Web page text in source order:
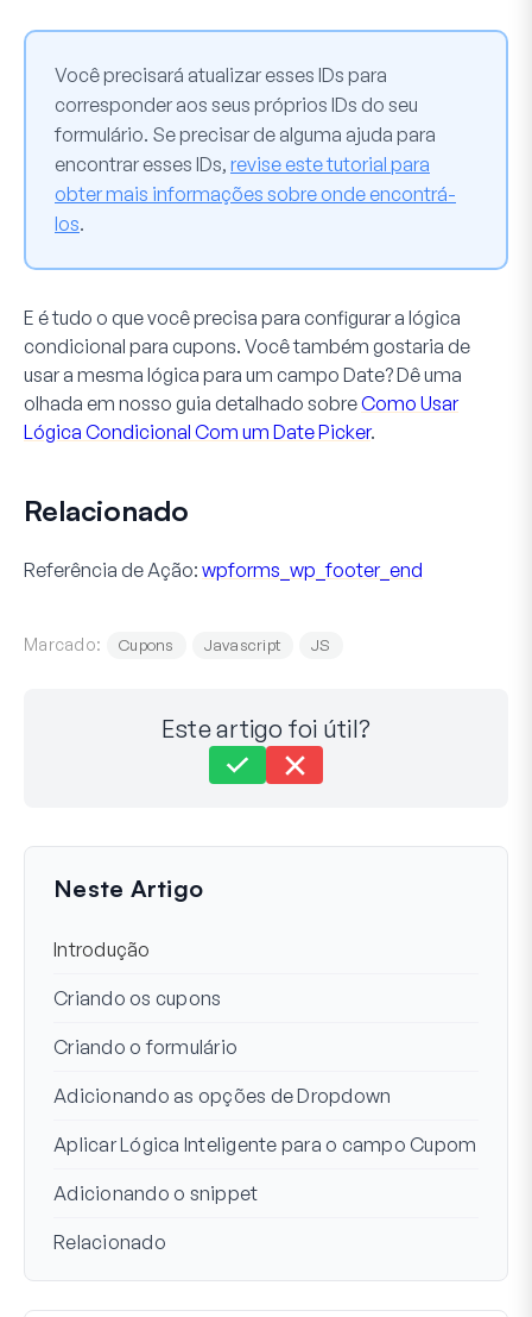
Você precisará atualizar esses IDs para
corresponder aos seus próprios IDs do seu
formulário. Se precisar de alguma ajuda para
encontrar esses IDs, revise este tutorial para
obter mais informações sobre onde encontrá-
los.
E é tudo o que você precisa para configurar a lógica
condicional para cupons. Você também gostaria de
usar a mesma lógica para um campo Date? Dê uma
olhada em nosso guia detalhado sobreComo Usar
Lógica Condicional Com um Date Picker.
Relacionado
Referência de Ação: wpforms_wp_footer_end
Marcado: Cupons Javascript JS
Este artigo foi útil?
Última Atualização em 09 de ago. de 2023
Neste Artigo
Introdução
Criando os cupons
Criando o formulário
Adicionando as opções de Dropdown
Aplicar Lógica Inteligente para o campo Cupom
Adicionando o snippet
Relacionado